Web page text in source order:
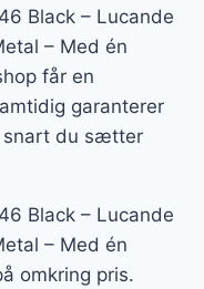
Black – Lucande
– Med én
får en
garanterer
snart du sætter
Black – Lucande
– Med én
omkring pris.